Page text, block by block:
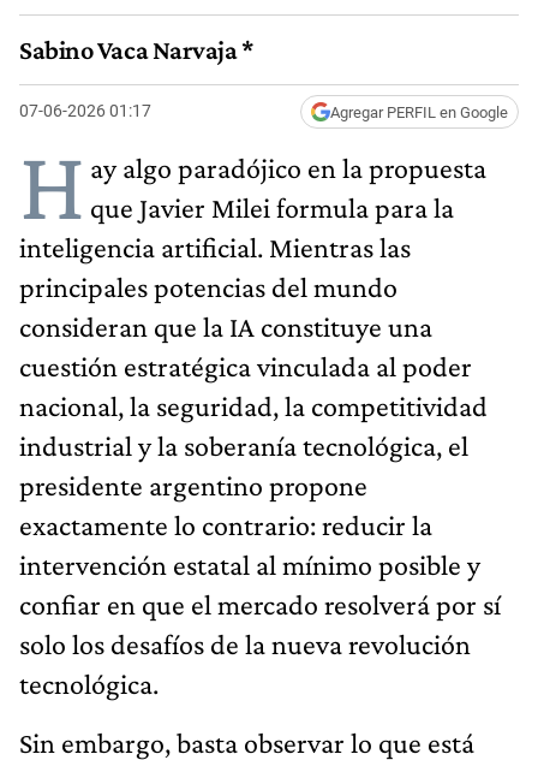
Sabino Vaca Narvaja *
07-06-2026 01:17 Agregar PERFIL en Google
H ay algo paradójico en la propuesta
que Javier Milei formula para la
inteligencia artificial. Mientras las
principales potencias del mundo
consideran que la IA constituye una
cuestión estratégica vinculada al poder
nacional, la seguridad, la competitividad
industrial y la soberanía tecnológica, el
presidente argentino propone
exactamente lo contrario: reducir la
intervención estatal al mínimo posible y
confiar en que el mercado resolverá por sí
solo los desafíos de la nueva revolución
tecnológica.
Sin embargo, basta observar lo que está